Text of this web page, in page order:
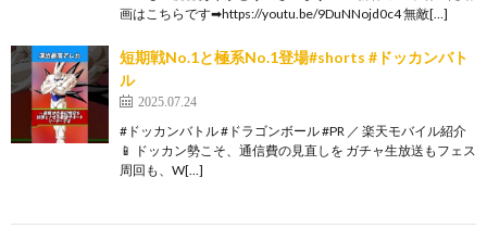
画はこちらです➡︎https://youtu.be/9DuNNojd0c4 無敵[…]
短期戦No.1と極系No.1登場#shorts #ドッカンバト
ル
2025.07.24
#ドッカンバトル #ドラゴンボール #PR ／ 楽天モバイル紹介
📱 ドッカン勢こそ、通信費の見直しを ガチャ生放送もフェス
周回も、W[…]